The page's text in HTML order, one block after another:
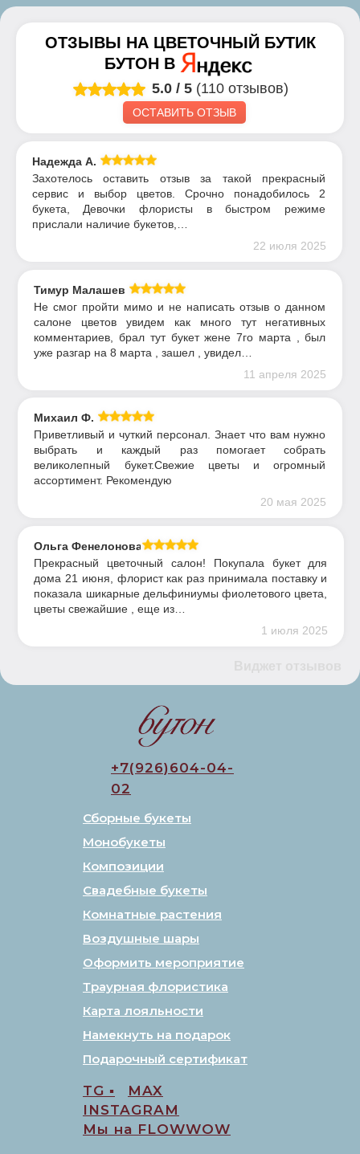
ОТЗЫВЫ НА ЦВЕТОЧНЫЙ БУТИК
БУТОН В
5.0/ 5 (110 отзывов)
ОСТАВИТЬ ОТЗЫВ
Надежда А.
Захотелось оставить отзыв за такой прекрасный
сервис и выбор цветов. Срочно понадобилось 2
букета, Девочки флористы в быстром режиме
прислали наличие букетов,…
22 июля 2025
Тимур Малашев
Не смог пройти мимо и не написать отзыв о данном
салоне цветов увидем как много тут негативных
комментариев, брал тут букет жене 7го марта , был
уже разгар на 8 марта , зашел , увидел…
11 апреля 2025
Михаил Ф.
Приветливый и чуткий персонал. Знает что вам нужно
выбрать и каждый раз помогает собрать
великолепный букет.Свежие цветы и огромный
ассортимент. Рекомендую
20 мая 2025
Ольга Фенелонова
Прекрасный цветочный салон! Покупала букет для
дома 21 июня, флорист как раз принимала поставку и
показала шикарные дельфиниумы фиолетового цвета,
цветы свежайшие , еще из…
1 июля 2025
Свадебные букеты
Композиции
Монобукеты
Сборные букеты
Комнатные растения
Воздушные шары
Траурная флористика
Оформить мероприятие
Подарочный сертификат
Намекнуть на подарок
Карта лояльности
+7(926)604-04-
02
TG ▪️
Мы на FLOWWOW
INSTAGRAM
MAX